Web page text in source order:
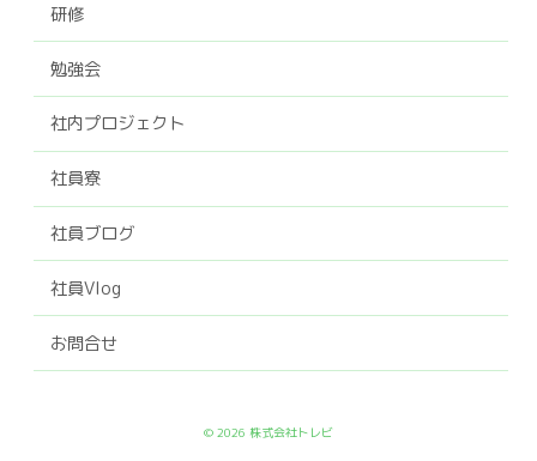
研修
勉強会
社内プロジェクト
社員寮
社員ブログ
社員Vlog
お問合せ
© 2026 株式会社トレビ